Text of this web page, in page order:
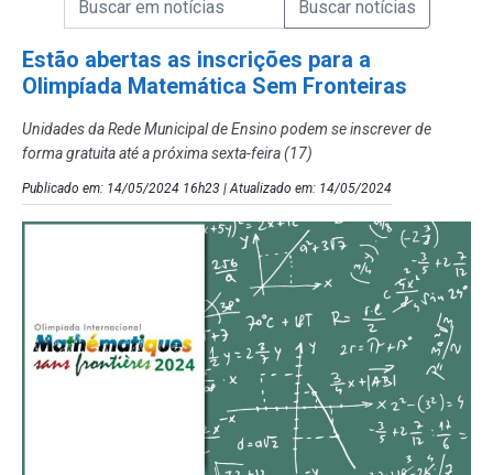
Estão abertas as inscrições para a
Olimpíada Matemática Sem Fronteiras
Unidades da Rede Municipal de Ensino podem se inscrever de
forma gratuita até a próxima sexta-feira (17)
Publicado em: 14/05/2024 16h23 | Atualizado em: 14/05/2024